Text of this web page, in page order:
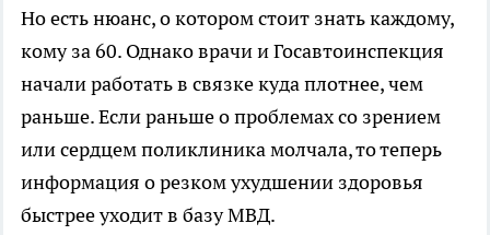
Но есть нюанс, о котором стоит знать каждому,
кому за 60. Однако врачи и Госавтоинспекция
начали работать в связке куда плотнее, чем
раньше. Если раньше о проблемах со зрением
или сердцем поликлиника молчала, то теперь
информация о резком ухудшении здоровья
быстрее уходит в базу МВД.